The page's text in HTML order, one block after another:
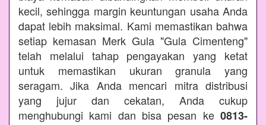
kecil, sehingga margin keuntungan usaha Anda
dapat lebih maksimal. Kami memastikan bahwa
setiap kemasan Merk Gula "Gula Cimenteng"
telah melalui tahap pengayakan yang ketat
untuk memastikan ukuran granula yang
seragam. Jika Anda mencari mitra distribusi
yang jujur dan cekatan, Anda cukup
menghubungi kami dan bisa pesan ke 0813-